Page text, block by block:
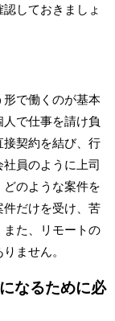
しておきましょ
で働くのが基本
で仕事を請け負
接契約を結び、行
員のように上司
のような案件を
だけを受け、苦
た、リモートの
ません。
なるために必